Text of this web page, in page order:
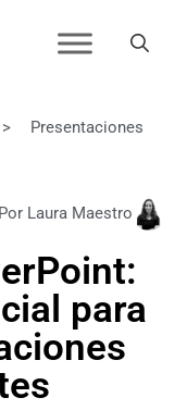
>
Presentaciones
Por Laura Maestro
para